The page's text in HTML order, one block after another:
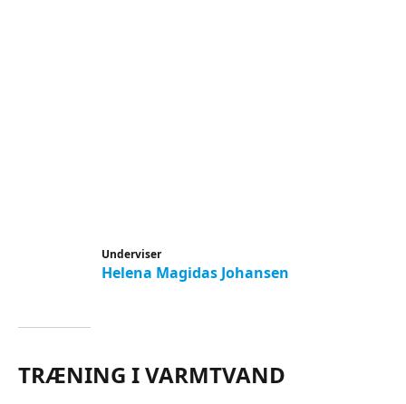
Underviser
Helena Magidas Johansen
TRÆNING I VARMTVAND